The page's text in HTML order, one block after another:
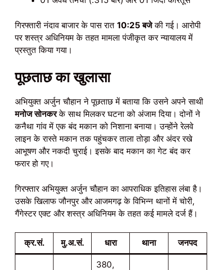
गिरफ्तारी नंदाव बाजार के पास रात 10:25 बजेकी गई। आरोपी
पर शस्त्र अधिनियम के तहत मामला पंजीकृत कर न्यायालय में
प्रस्तुत किया गया।
पूछताछ का खुलासा
अभियुक्त अर्जुन चौहान ने पूछताछ में बताया कि उसने अपने साथी
मनोज सोनकरके साथ मिलकर घटना को अंजाम दिया। दोनों ने
कनैथा गांव में एक बंद मकान को निशाना बनाया। उन्होंने रेलवे
लाइन के रास्ते मकान तक पहुंचकर ताला तोड़ा और अंदर रखे
आभूषण और नकदी चुराई। इसके बाद मकान का गेट बंद कर
फरार हो गए।
गिरफ्तार अभियुक्त अर्जुन चौहान का आपराधिक इतिहास लंबा है।
उसके खिलाफ जौनपुर और आजमगढ़ के विभिन्न थानों में चोरी,
गैंगेस्टर एक्ट और शस्त्र अधिनियम के तहत कई मामले दर्ज हैं।
क्र.सं. मु.अ.सं. धारा थाना जनपद
380,